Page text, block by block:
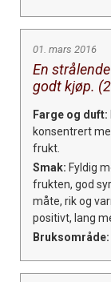
01. mars 2016
En
godt kjøp.
Farge og duft:
konsentrert
frukt.
Smak: Fyldig
frukten, god
måte, rik og
positivt, lang
Bruksområde: